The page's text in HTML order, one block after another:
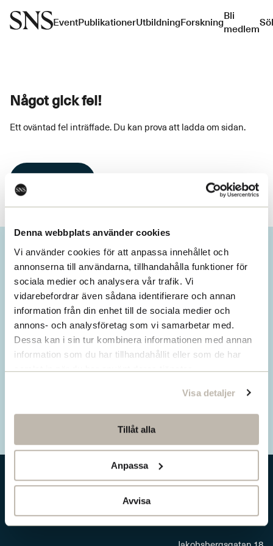
Denna webbplats använder cookies
Vi använder cookies för att anpassa innehållet och
annonserna till användarna, tillhandahålla funktioner för
sociala medier och analysera vår trafik. Vi
vidarebefordrar även sådana identifierare och annan
information från din enhet till de sociala medier och
annons- och analysföretag som vi samarbetar med.
Dessa kan i sin tur kombinera informationen med annan
information som du har tillhandahållit eller som de har
samlat in när du har använt deras tjänster.
Visa detaljer
Tillåt alla
Anpassa
Avvisa
EventPublikationerUtbildningForskningBli
medlem
Något gick fel!
Ett oväntad fel inträffade. Du kan prova att ladda om sidan.
Missa inget från SNS.
Prenumerera på vårt nyhetsbrev
Ta del av våra senaste nyheter. Få nya
insikter och håll dig uppdaterad om viktiga
samhällsfrågor.